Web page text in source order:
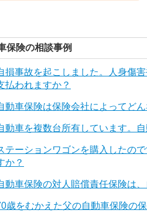
保険の相談事例
損事故を起こしました。人身傷
払われますか？
動車保険は保険会社によってど
動車を複数台所有しています。
テーションワゴンを購入したの
か？
動車保険の対人賠償責任保険は
歳をむかえた父の自動車保険の